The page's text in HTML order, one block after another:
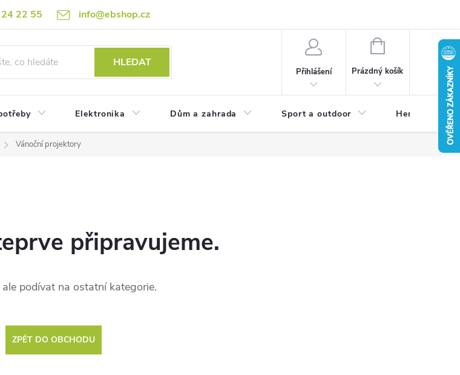
22 55 info@ebshop.cz
HLEDAT
Přihlášení
NÁKUPNÍ
Prázdný košík
Elektronika Dům a zahrada Sport a outdoor Herní zóna
Vánoční projektory
připravujeme.
ale podívat na ostatní kategorie.
ZPĚT DO OBCHODU